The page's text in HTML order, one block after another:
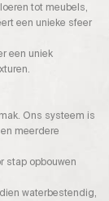
tot meubels,
een unieke sfeer
een uniek
Ons systeem is
meerdere
stap opbouwen
waterbestendig,